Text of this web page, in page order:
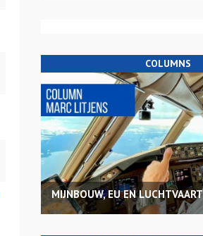
COLUMNS
MIJNBOUW, EU EN LUCHTVAART